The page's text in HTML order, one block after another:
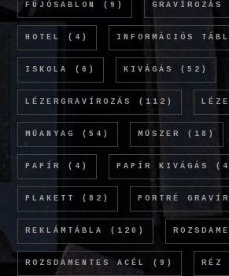
FÚJÓSABLON (9) GRAVÍROZÁS
HOTEL (4) INFORMÁCIÓS
ISKOLA (6) KIVÁGÁS (52)
LÉZERGRAVÍROZÁS (112)
MŰANYAG (54) MŰSZER (18)
PAPÍR (4) PAPÍR KIVÁGÁS
PLAKETT (82) PORTRÉ
REKLÁMTÁBLA (120)
ROZSDAMENTES ACÉL (9) RÉZ